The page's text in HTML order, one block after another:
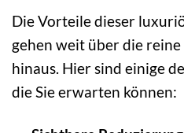
Die Vorteile dieser
gehen weit über die
hinaus. Hier sind einige
die Sie erwarten können: